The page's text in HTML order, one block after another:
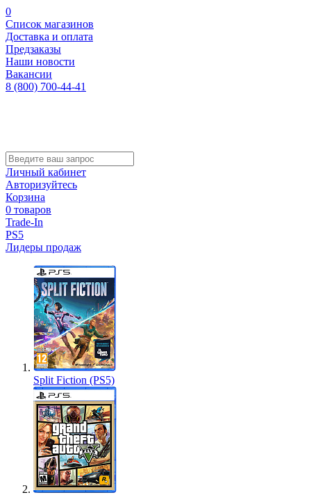
0
Список магазинов
Доставка и оплата
Предзаказы
Наши новости
Вакансии
8 (800) 700-44-41
Личный кабинет
Авторизуйтесь
Корзина
0 товаров
Trade-In
PS5
Лидеры продаж
Split Fiction (PS5)